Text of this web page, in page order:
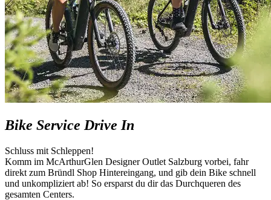
Bike Service Drive In
Schluss mit Schleppen!
Komm im McArthurGlen Designer Outlet Salzburg vorbei, fahr
direkt zum Bründl Shop Hintereingang, und gib dein Bike schnell
und unkompliziert ab! So ersparst du dir das Durchqueren des
gesamten Centers.